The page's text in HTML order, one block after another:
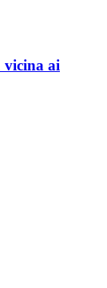
vicina ai